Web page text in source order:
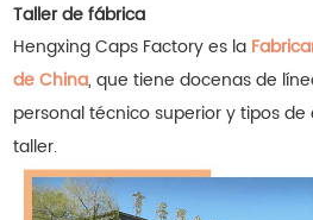
Taller de fábrica
Hengxing Caps Factory es la
de China, que tiene docenas de
personal técnico superior y tipos
taller.